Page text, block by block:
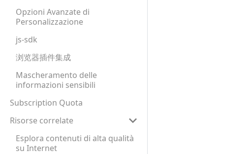
Opzioni Avanzate di
Personalizzazione
js-sdk
浏览器插件集成
Mascheramento delle
informazioni sensibili
Subscription Quota
Risorse correlate
Esplora contenuti di alta qualità
su Internet